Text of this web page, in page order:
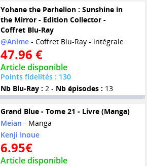
Yohane the Parhelion : Sunshine in
the Mirror - Edition Collector -
Coffret Blu-Ray
@Anime- Coffret Blu-Ray - intégrale
47.96 €
Article disponible
Points fidelités : 130
Nb Blu-Ray : 2 - Nb épisodes : 13
Grand Blue - Tome 21 - Livre (Manga)
Meian - Manga
Kenji Inoue
6.95€
Article disponible